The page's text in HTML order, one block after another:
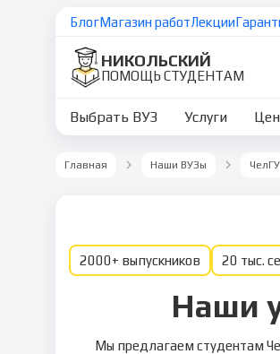
БлогМагазин работЛекции
НИКОЛЬСКИЙ
ПОМОЩЬ СТУДЕНТАМ
Выбрать ВУЗ Услуги
Главная Наши ВУЗы ЧелГУ
2000+ выпускников 20 тыс.
Наши
Мы предлагаем студентам